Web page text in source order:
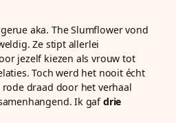
aka. The Slumflower vond
Ze stipt allerlei
jezelf kiezen als vrouw tot
Toch werd het nooit écht
draad door het verhaal
Ik gafdrie